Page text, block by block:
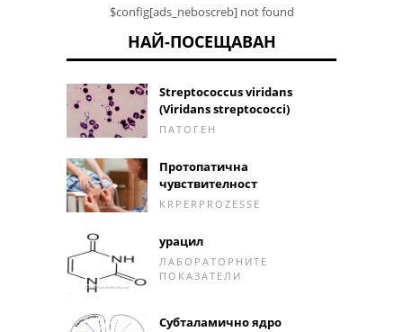
$config[ads_neboscreb] not found
НАЙ-ПОСЕЩАВАН
Streptococcus viridans
(Viridans streptococci)
ПАТОГЕН
Протопатична
чувствителност
KRPERPROZESSE
урацил
ЛАБОРАТОРНИТЕ
ПОКАЗАТЕЛИ
Субталамично ядро